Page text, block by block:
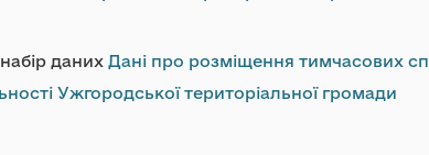
даних Дані про розміщення тимчасових
Ужгородської територіальної громади